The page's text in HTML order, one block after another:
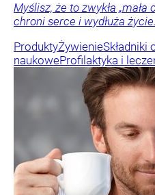
Myślisz, że to zwykła
chroni serce i wydłuża
ProduktyŻywienieSkładniki
naukoweProfilaktyka i